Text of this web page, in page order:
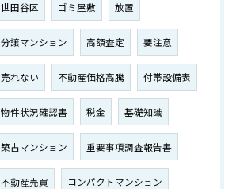
世田谷区 ゴミ屋敷 放置
分譲マンション 高額査定 要注意
売れない 不動産価格高騰 付帯設備表
物件状況確認書 税金 基礎知識
築古マンション 重要事項調査報告書
不動産売買 コンパクトマンション